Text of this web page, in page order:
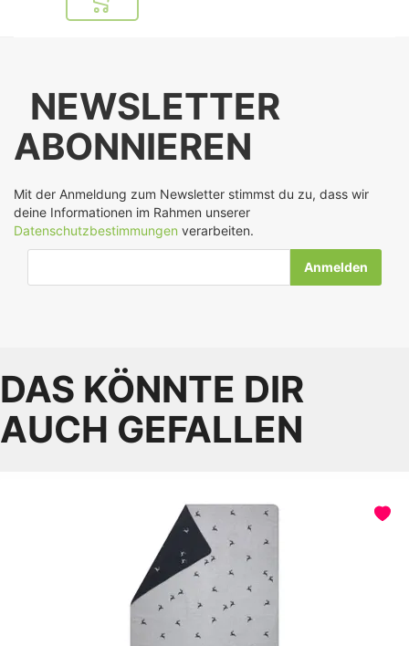
In den Warenkorb
NEWSLETTER
ABONNIEREN
Mit der Anmeldung zum Newsletter stimmst du zu, dass wir
deine Informationen im Rahmen unserer
Datenschutzbestimmungen verarbeiten.
DAS KÖNNTE DIR
AUCH GEFALLEN